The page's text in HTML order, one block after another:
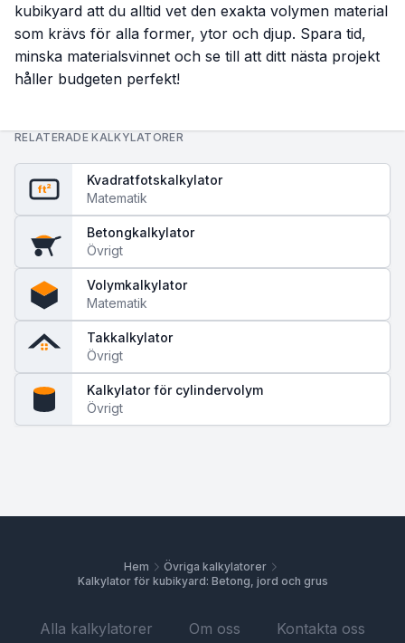
kubikyard att du alltid vet den exakta volymen material
som krävs för alla former, ytor och djup. Spara tid,
minska materialsvinnet och se till att ditt nästa projekt
håller budgeten perfekt!
RELATERADE KALKYLATORER
ft²
Kvadratfotskalkylator
Matematik
Betongkalkylator
Övrigt
Volymkalkylator
Matematik
Takkalkylator
Övrigt
Kalkylator för cylindervolym
Övrigt
Hem
Övriga kalkylatorer
Kalkylator för kubikyard: Betong, jord och grus
Alla kalkylatorer Om oss
Kontakta oss